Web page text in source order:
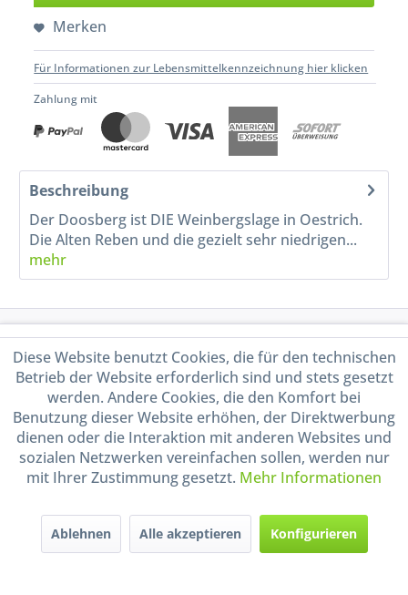
Merken
Für Informationen zur Lebensmittelkennzeichnung hier klicken
Zahlung mit
Beschreibung
Der Doosberg ist DIE Weinbergslage in Oestrich.
Die Alten Reben und die gezielt sehr niedrigen...
mehr
Shop Service
Informationen
Handel mit BIO-Weinen
durch DE-ÖKO-009
Diese Website benutzt Cookies, die für den technischen
Betrieb der Website erforderlich sind und stets gesetzt
werden. Andere Cookies, die den Komfort bei
Benutzung dieser Website erhöhen, der Direktwerbung
dienen oder die Interaktion mit anderen Websites und
sozialen Netzwerken vereinfachen sollen, werden nur
mit Ihrer Zustimmung gesetzt. Mehr Informationen
Ablehnen Alle akzeptieren Konfigurieren